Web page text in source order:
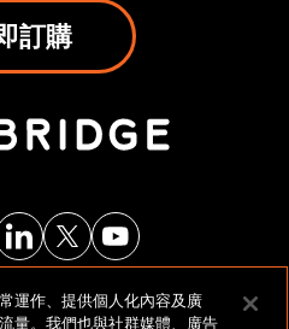
訂購
明與政策
運作、提供個人化內容及廣
量。我們也與社群媒體、廣告